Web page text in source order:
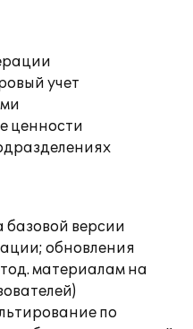
учет
ценности
версии
обновления
материалам на
по